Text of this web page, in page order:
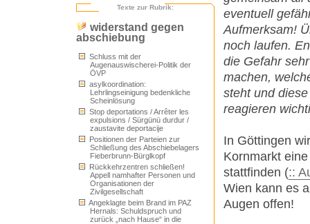
Texte zur Rubrik:
widerstand gegen
abschiebung
Schluss mit der
Augenauswischerei-Politik der
ÖVP
asylkoordination:
Lehrlingseinigung bedenkliche
Scheinlösung
Stop deportations / Arrêter les
expulsions / Sürgünü durdur /
zaustavite deportacije
Positionen der Parteien zur
Schließung des Abschiebelagers
Fieberbrunn-Bürglkopf
Rückkehrzentren schließen!
Appell namhafter Personen und
Organisationen der
Zivilgesellschaft
Angeklagte beim Brand im PAZ
Hernals: Schuldspruch und
zurück „nach Hause“ in die
eventuell
Aufmerksam!
noch laufen.
die Gefahr
machen,
steht und
reagieren
In Göttingen
Kornmarkt
stattfinden (::
Wien kann es
Augen offen!